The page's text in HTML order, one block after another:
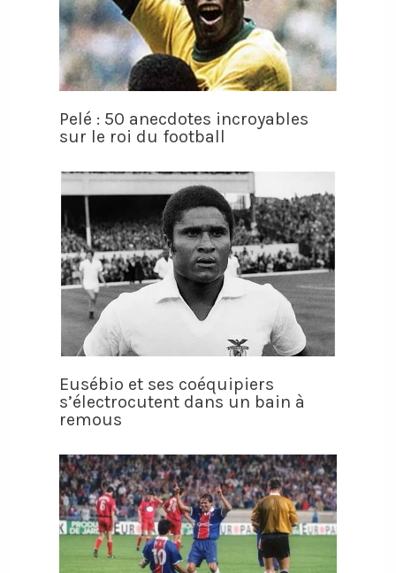
Pelé : 50 anecdotes incroyables
sur le roi du football
Eusébio et ses coéquipiers
s’électrocutent dans un bain à
remous